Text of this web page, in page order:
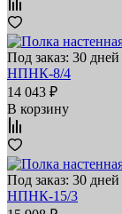
Под заказ: 30 дней
НПНК-8/4
14 043 ₽
В корзину
Под заказ: 30 дней
НПНК-15/3